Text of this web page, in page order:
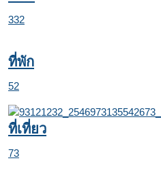
332
ที่พัก
52
ที่เที่ยว
73